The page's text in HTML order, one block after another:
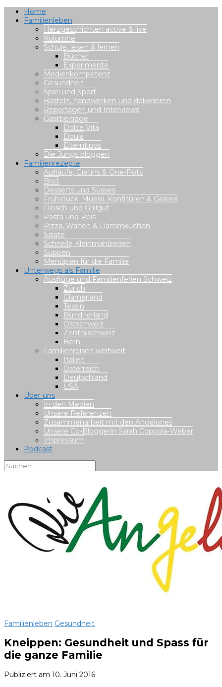
Home
Familienleben
Herzgeschichten active & live
Kolumne
Schule, lesen & lernen
Bücher
Experimente
Medienkompetenz
Gesundheit
Spiel und Sport
Basteln, handwerken und dekorieren
Reportagen und Interviews
Gastbeiträge
Dolce Vita
Doula
Elterntipps
Die Jungs bloggen
Familienrezepte
Aufläufe, Gratins & One-Pots
Brot
Desserts und Süsses
Frühstück, Müesli, Konfitüren & Gelees
Fleisch und Grillgut
Pasta und Reis
Pizza, Wähen & Flammkuchen
Salate
Schnelle Kleinmahlzeiten
Suppen
Menüplan für die Familie
Unterwegs als Familie
Ausflüge und Familienferien Schweiz
Zürich
Glarnerland
Tessin
Bündnerland
Ostschweiz
Zentralschweiz
Bern
Familienreisen weltweit
Italien
Österreich
Deutschland
USA
Über uns
In den Medien
Unsere Referenzen
Zusammenarbeit mit den Angelones
Unsere Co-Bloggerin Sarah Coppola-Weber
Impressum
Podcast
Familienleben Gesundheit
Kneippen: Gesundheit und Spass für
die ganze Familie
Publiziert am 10. Juni 2016